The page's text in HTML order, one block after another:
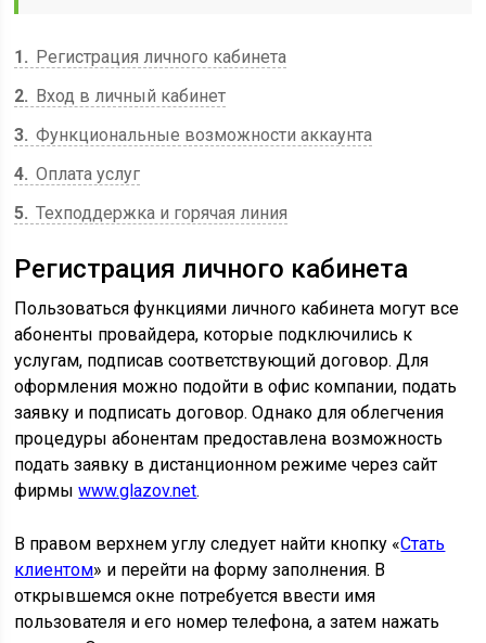
1
Регистрация личного кабинета
2
Вход в личный кабинет
3 Функциональные возможности аккаунта
4 Оплата услуг
5 Техподдержка и горячая линия
Регистрация личного кабинета
Пользоваться функциями личного кабинета могут все
абоненты провайдера, которые подключились к
услугам, подписав соответствующий договор. Для
оформления можно подойти в офис компании, подать
заявку и подписать договор. Однако для облегчения
процедуры абонентам предоставлена возможность
подать заявку в дистанционном режиме через сайт
фирмыwww.glazov.net.
В правом верхнем углу следует найти кнопку «Стать
клиентом» и перейти на форму заполнения. В
открывшемся окне потребуется ввести имя
пользователя и его номер телефона, а затем нажать